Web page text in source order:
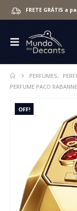
FRETE GRÁTIS a
PERFUMES,
PERFUME PACO
OFF!